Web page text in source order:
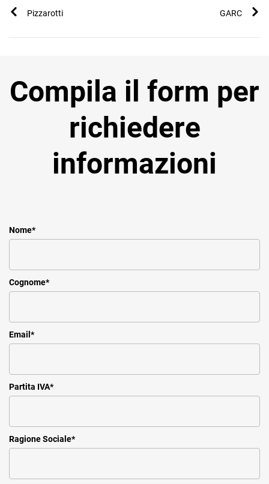
Pizzarotti GARC
Compila il form per
richiedere
informazioni
Nome*
Cognome*
Email *
Partita IVA*
Ragione Sociale*